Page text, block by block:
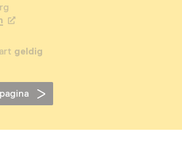
Opent in een nieuw tabblad
geldig